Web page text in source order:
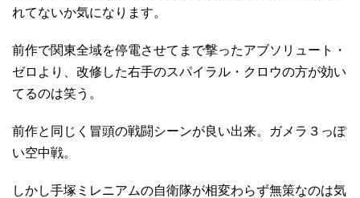
れてないか気になります。
前作で関東全域を停電させてまで撃ったアブソリュート・
ゼロより、改修した右手のスパイラル・クロウの方が効い
てるのは笑う。
前作と同じく冒頭の戦闘シーンが良い出来。ガメラ３っぽ
い空中戦。
しかし手塚ミレニアムの自衛隊が相変わらず無策なのは気